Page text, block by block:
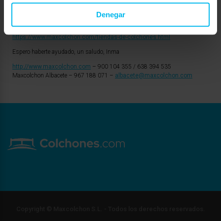
Denegar
Si deseas probar sin compromiso, este u otros colchones, Maxcolchon
además de tienda online, cuenta con más de 40 puntos de venta en las
https://www.maxcolchon.com/tiendas-de-colchones.html
Espero haberte ayudado, un saludo, Inma
http://www.maxcolchon.com – 900 104 355 / 638 394 535
Maxcolchon Albacete – 967 188 071 – albacete@maxcolchon.com